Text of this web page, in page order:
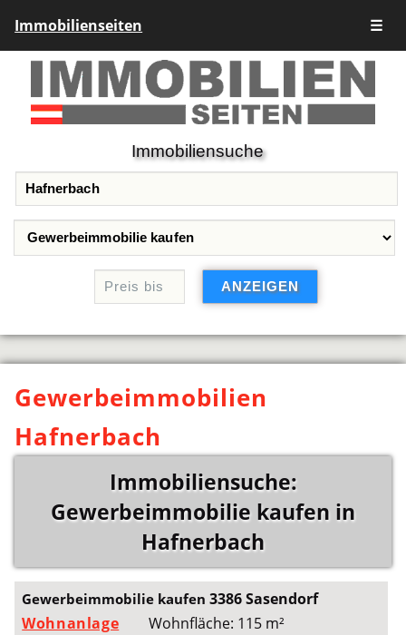
Immobilienseiten ☰
Immobiliensuche
Gewerbeimmobilien
Hafnerbach
Immobiliensuche:
Gewerbeimmobilie kaufen in
Hafnerbach
Gewerbeimmobilie kaufen3386 Sasendorf
Wohnanlage
Wohnfläche: 115 m²